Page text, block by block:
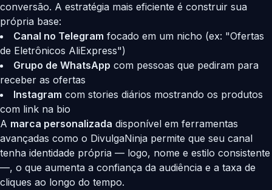
conversão. A estratégia mais eficiente é construir sua
própria base:
Canal no Telegram focado em um nicho (ex: "Ofertas
de Eletrônicos AliExpress")
Grupo de WhatsApp com pessoas que pediram para
receber as ofertas
Instagram com stories diários mostrando os produtos
com link na bio
A marca personalizada disponível em ferramentas
avançadas como o DivulgaNinja permite que seu canal
tenha identidade própria — logo, nome e estilo consistente
—, o que aumenta a confiança da audiência e a taxa de
cliques ao longo do tempo.